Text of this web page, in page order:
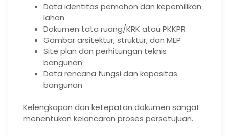
Data identitas pemohon dan kepemilikan
lahan
Dokumen tata ruang/KRK atau PKKPR
Gambar arsitektur, struktur, dan MEP
Site plan dan perhitungan teknis
bangunan
Data rencana fungsi dan kapasitas
bangunan
Kelengkapan dan ketepatan dokumen sangat
menentukan kelancaran proses persetujuan.